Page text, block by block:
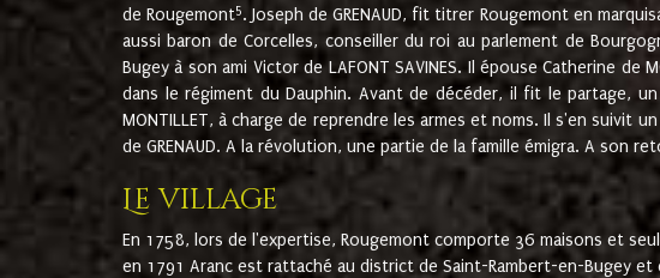
de Rougemont5. Joseph de GRENAUD, fit titrer Rougemont en
aussi baron de Corcelles, conseiller du roi au parlement de
Bugey à son ami Victor de LAFONT SAVINES. Il épouse Catherine
dans le régiment du Dauphin. Avant de décéder, il fit le partage,
MONTILLET, à charge de reprendre les armes et noms. Il s'en suivit
de GRENAUD. A la révolution, une partie de la famille émigra. A son
Le village
En 1758, lors de l'expertise, Rougemont comporte 36 maisons et
en 1791 Aranc est rattaché au district de Saint-Rambert-en-Bugey